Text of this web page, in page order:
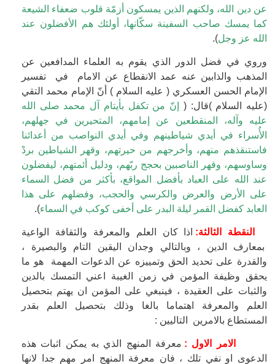
عن دين الله، ولكنهم الذين يمسكون أزمّة قلوب ضعفاء الشيعة
كما يمسك صاحب السفينة سكّانها، أولئك هم الأفضلون عند
الله عز وجل).
وروي في فضل الدور الذي يقوم به العلماء المدافعين عن
المذهب والذابين عنه عمد الانقطاع عن الامام في تفسير
الإمام الحسن العسكري ( عليه السلام ) أنّ الإمام محمد التقي
(عليه السلام )قال: (
إنّ من تكفل بأيتام آل محمد صلى الله
عليه وآله، المنقطعين عن إمامهم، المتحيرين في جهلهم،
الأُسراء في أيدي شياطينهم وفي أيدي النواصب من أعدائنا
فاستنقذهم منهم، وأخرجهم من حيرتهم، وقهر الشياطين بردْ
وساوسهم، وقهر الناصبين بحجج ربّهم، ودليل أئمتهم، ليفضلون
عند الله على العباد بأفضل المواقع، بأكثر من فضل السماء
على الأرض والعرض والكرسي والحجب، وفضلهم على هذا
العابد كفضل القمر ليلة البدر على أخفى كوكب في السماء).
النقطة الثالثة: اذا كان العلم والمعرفة والثقافة الواعية
بمعارف الدين ، وبالتالي وجدان اليقين التام والبصيرة ،
والقدرة على تحديد الحق وتمييزه عن الدعوات المهمة هو ما
يحقق وظيفة المؤمن في زمن الغيبة اعني التمسك بالدين
والثبات على العقيدة ، فينبغي على المؤمن ان يهتم بتحصيل
العلم والمعرفة اهتماما بالغا وذلك بتحصيل العلم بقدر
المستطاع بالامرين التاليين :
الامر الاول : معرفة المنهج الذي به يمكن اثبات هذه
الدعوى او نفي تلك ، فان معرفة المنهج امر مهم جدا لانها